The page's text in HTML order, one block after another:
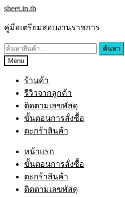
Skip
navigation
Skip
content
sheet.in.th
คู่มือเตรียมสอบงานราชการ
ค้นหา:
ค้นหา
Menu
ร้านค้า
รีวิวจากลูกค้า
ติดตามเลขพัสดุ
ขั้นตอนการสั่งซื้อ
ตะกร้าสินค้า
หน้าแรก
ขั้นตอนการสั่งซื้อ
ตะกร้าสินค้า
ติดตามเลขพัสดุ